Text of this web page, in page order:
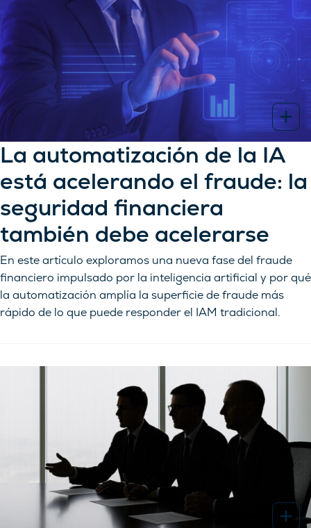
La automatización de la IA
está acelerando el fraude: la
seguridad financiera
también debe acelerarse
En este artículo exploramos una nueva fase del fraude
financiero impulsado por la inteligencia artificial y por qué
la automatización amplía la superficie de fraude más
rápido de lo que puede responder el IAM tradicional.